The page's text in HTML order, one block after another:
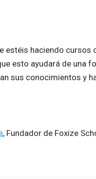
estéis haciendo cursos
esto ayudará de una
sus conocimientos y
, Fundador de Foxize